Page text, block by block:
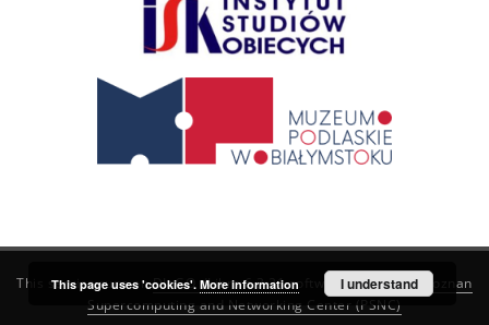
This service runs onDInGO dLibra 6.3.21software created by
Poznan
Supercomputing and Networking Center (PSNC)
This page uses 'cookies'. More information I understand